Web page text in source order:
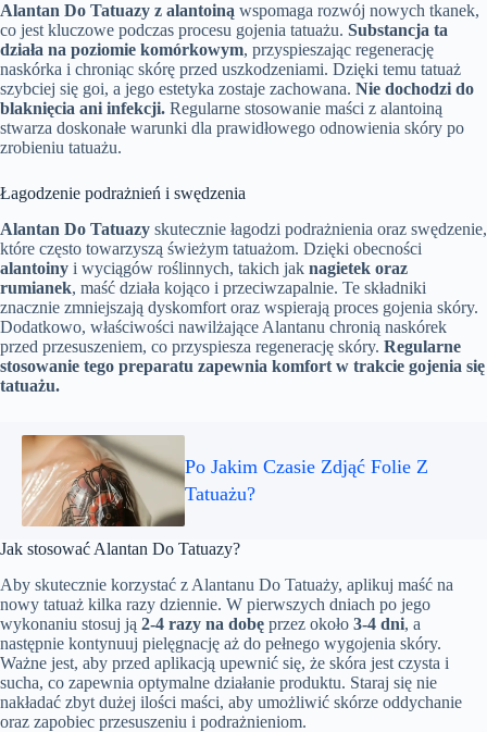
Alantan Do Tatuazy z alantoiną wspomaga rozwój nowych tkanek,
co jest kluczowe podczas procesu gojenia tatuażu. Substancja ta
działa na poziomie komórkowym, przyspieszając regenerację
naskórka i chroniąc skórę przed uszkodzeniami. Dzięki temu tatuaż
szybciej się goi, a jego estetyka zostaje zachowana. Nie dochodzi do
blaknięcia ani infekcji. Regularne stosowanie maści z alantoiną
stwarza doskonałe warunki dla prawidłowego odnowienia skóry po
zrobieniu tatuażu.
Łagodzenie podrażnień i swędzenia
Alantan Do Tatuazy skutecznie łagodzi podrażnienia oraz swędzenie,
które często towarzyszą świeżym tatuażom. Dzięki obecności
alantoiny i wyciągów roślinnych, takich jak nagietek oraz
rumianek, maść działa kojąco i przeciwzapalnie. Te składniki
znacznie zmniejszają dyskomfort oraz wspierają proces gojenia skóry.
Dodatkowo, właściwości nawilżające Alantanu chronią naskórek
przed przesuszeniem, co przyspiesza regenerację skóry. Regularne
stosowanie tego preparatu zapewnia komfort w trakcie gojenia się
tatuażu.
Po Jakim Czasie Zdjąć Folie Z
Tatuażu?
Jak stosować Alantan Do Tatuazy?
Aby skutecznie korzystać z Alantanu Do Tatuaży, aplikuj maść na
nowy tatuaż kilka razy dziennie. W pierwszych dniach po jego
wykonaniu stosuj ją 2-4 razy na dobę przez około 3-4 dni, a
następnie kontynuuj pielęgnację aż do pełnego wygojenia skóry.
Ważne jest, aby przed aplikacją upewnić się, że skóra jest czysta i
sucha, co zapewnia optymalne działanie produktu. Staraj się nie
nakładać zbyt dużej ilości maści, aby umożliwić skórze oddychanie
oraz zapobiec przesuszeniu i podrażnieniom.